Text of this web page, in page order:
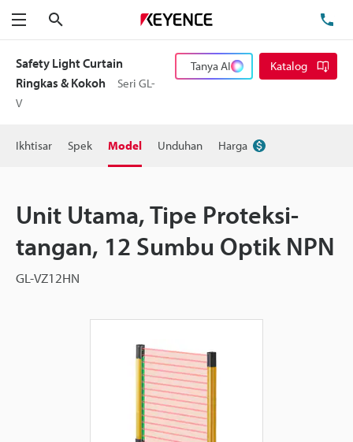
Menu
Safety Light Curtain
Ringkas & Kokoh
Seri GL-
V
Tanya AI Katalog
Ikhtisar Spek Model Unduhan Harga
Unit Utama, Tipe Proteksi-
tangan, 12 Sumbu Optik NPN
GL-VZ12HN